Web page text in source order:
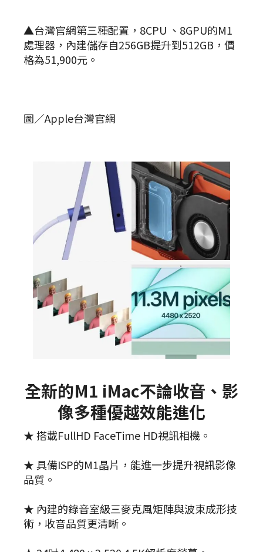
▲台灣官網第三種配置，8CPU 、8GPU的M1
處理器，內建儲存自256GB提升到512GB，價
格為51,900元。
圖／Apple台灣官網
全新的M1 iMac不論收音、影
像多種優越效能進化
★ 搭載FullHD FaceTime HD視訊相機。
★ 具備ISP的M1晶片，能進一步提升視訊影像
品質。
★ 內建的錄音室級三麥克風矩陣與波束成形技
術，收音品質更清晰。